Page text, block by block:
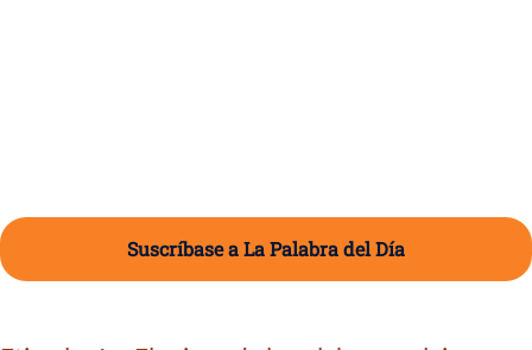
Suscríbase a La Palabra del Día